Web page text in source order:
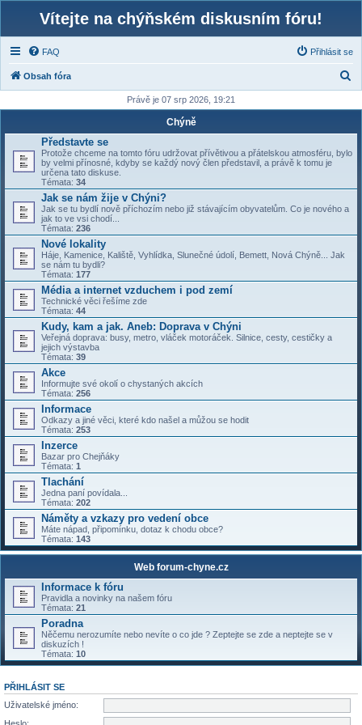
Vítejte na chýňském diskusním fóru!
FAQ Přihlásit se
Obsah fóra
d
Právě je 07 srp 2026, 19:21
Chýně
Představte se
Protože chceme na tomto fóru udržovat přívětivou a přátelskou atmosféru, bylo
by velmi přínosné, kdyby se každý nový člen představil, a právě k tomu je
určena tato diskuse.
Témata: 34
Jak se nám žije v Chýni?
Jak se tu bydlí nově příchozím nebo již stávajícím obyvatelům. Co je nového a
jak to ve vsi chodí...
Témata: 236
Nové lokality
Háje, Kamenice, Kaliště, Vyhlídka, Slunečné údolí, Bemett, Nová Chýně... Jak
se nám tu bydli?
Témata: 177
Média a internet vzduchem i pod zemí
Technické věci řešíme zde
Témata: 44
Kudy, kam a jak. Aneb: Doprava v Chýni
Veřejná doprava: busy, metro, vláček motoráček. Silnice, cesty, cestičky a
jejich výstavba
Témata: 39
Akce
Informujte své okolí o chystaných akcích
Témata: 256
Informace
Odkazy a jiné věci, které kdo našel a můžou se hodit
Témata: 253
Inzerce
Bazar pro Chejňáky
Témata: 1
Tlachání
Jedna paní povídala...
Témata: 202
Náměty a vzkazy pro vedení obce
Máte nápad, připomínku, dotaz k chodu obce?
Témata: 143
Web forum-chyne.cz
Informace k fóru
Pravidla a novinky na našem fóru
Témata: 21
Poradna
Něčemu nerozumíte nebo nevíte o co jde ? Zeptejte se zde a neptejte se v
diskuzích !
Témata: 10
PŘIHLÁSIT SE
Uživatelské jméno: